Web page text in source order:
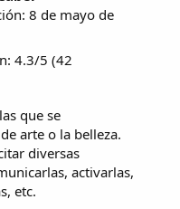
8 de mayo de
4.3/5 (42
que se
arte o la belleza.
diversas
activarlas,
etc.